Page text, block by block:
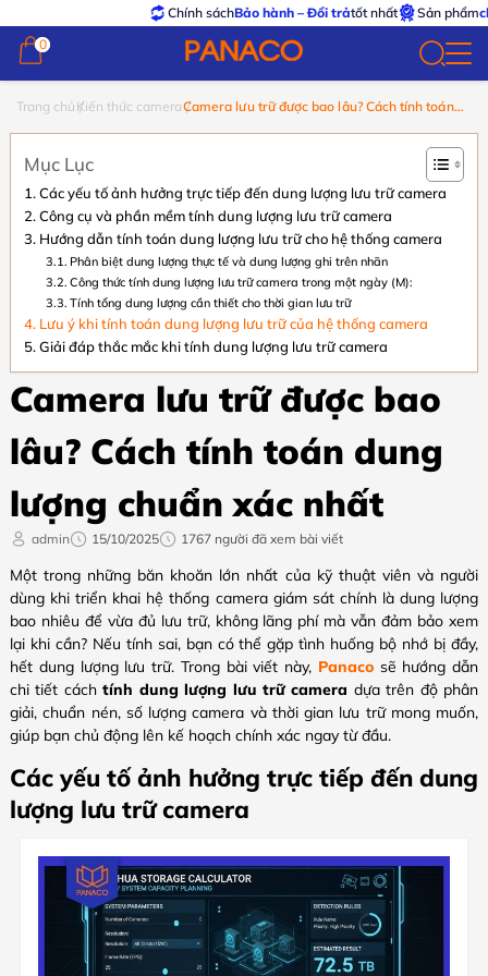
Chính sáchBảo hành – Đổi trảtốt nhất Sản phẩmchính
0
0
Trang chủ Kiến thức cameraCamera lưu trữ được bao lâu? Cách tính toán
Mục Lục
Các yếu tố ảnh hưởng trực tiếp đến dung lượng lưu trữ camera
Công cụ và phần mềm tính dung lượng lưu trữ camera
Hướng dẫn tính toán dung lượng lưu trữ cho hệ thống camera
Phân biệt dung lượng thực tế và dung lượng ghi trên nhãn
Công thức tính dung lượng lưu trữ camera trong một ngày (M):
Tính tổng dung lượng cần thiết cho thời gian lưu trữ
Lưu ý khi tính toán dung lượng lưu trữ của hệ thống camera
Giải đáp thắc mắc khi tính dung lượng lưu trữ camera
Camera lưu trữ được bao
lâu? Cách tính toán dung
lượng chuẩn xác nhất
admin 15/10/2025 1767 người đã xem bài viết
Một trong những băn khoăn lớn nhất của kỹ thuật viên và người
dùng khi triển khai hệ thống camera giám sát chính là dung lượng
bao nhiêu để vừa đủ lưu trữ, không lãng phí mà vẫn đảm bảo xem
lại khi cần? Nếu tính sai, bạn có thể gặp tình huống bộ nhớ bị đầy,
hết dung lượng lưu trữ. Trong bài viết này, Panacosẽ hướng dẫn
chi tiết cáchtính dung lượng lưu trữ camera dựa trên độ phân
giải, chuẩn nén, số lượng camera và thời gian lưu trữ mong muốn,
giúp bạn chủ động lên kế hoạch chính xác ngay từ đầu.
Các yếu tố ảnh hưởng trực tiếp đến dung
lượng lưu trữ camera